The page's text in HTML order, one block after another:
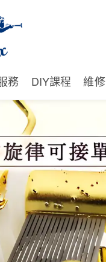
務 DIY課程 維